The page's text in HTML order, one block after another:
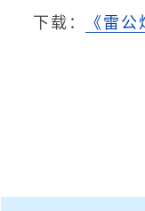
下载： 《雷